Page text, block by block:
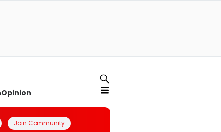
Opinion
Join Community